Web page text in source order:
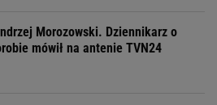
Morozowski. Dziennikarz o
mówił na antenie TVN24